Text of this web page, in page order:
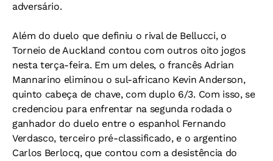
adversário.
Além do duelo que definiu o rival de Bellucci, o
Torneio de Auckland contou com outros oito jogos
nesta terça-feira. Em um deles, o francês Adrian
Mannarino eliminou o sul-africano Kevin Anderson,
quinto cabeça de chave, com duplo 6/3. Com isso, se
credenciou para enfrentar na segunda rodada o
ganhador do duelo entre o espanhol Fernando
Verdasco, terceiro pré-classificado, e o argentino
Carlos Berlocq, que contou com a desistência do